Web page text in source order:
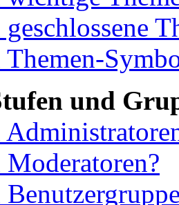
Themen-
und
Moderatoren?